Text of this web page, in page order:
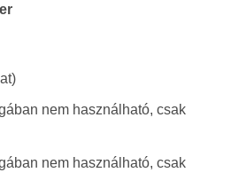
nem használható, csak
nem használható, csak